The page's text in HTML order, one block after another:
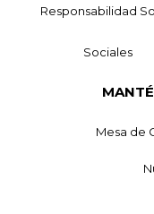
Responsabilidad
Sociales
Mesa de